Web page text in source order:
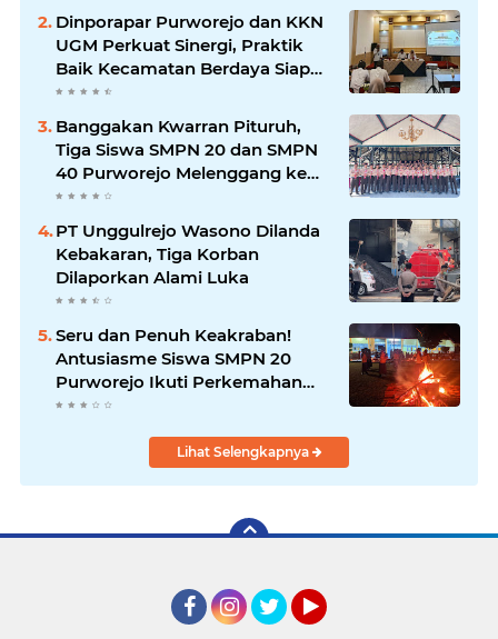
Dinporapar Purworejo dan KKN
UGM Perkuat Sinergi, Praktik
Baik Kecamatan Berdaya Siap
Direplikasi
Banggakan Kwarran Pituruh,
Tiga Siswa SMPN 20 dan SMPN
40 Purworejo Melenggang ke
Jamnas Cibubur
PT Unggulrejo Wasono Dilanda
Kebakaran, Tiga Korban
Dilaporkan Alami Luka
Seru dan Penuh Keakraban!
Antusiasme Siswa SMPN 20
Purworejo Ikuti Perkemahan
Penerimaan Penggalang Baru
Lihat Selengkapnya